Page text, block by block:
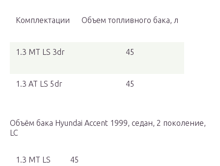
Комплектации Объем топливного бака, л
1.3 MT LS 3dr 45
1.3 AT LS 5dr 45
Объём бака Hyundai Accent 1999, седан, 2 поколение,
LC
1.3 MT LS 45